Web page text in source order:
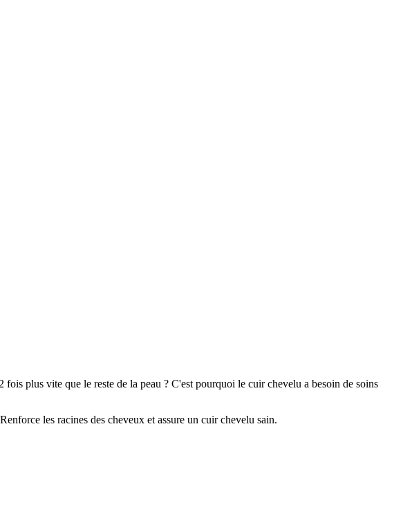
plus vite que le reste de la peau ? C'est pourquoi le cuir chevelu a besoin de soins
les racines des cheveux et assure un cuir chevelu sain.